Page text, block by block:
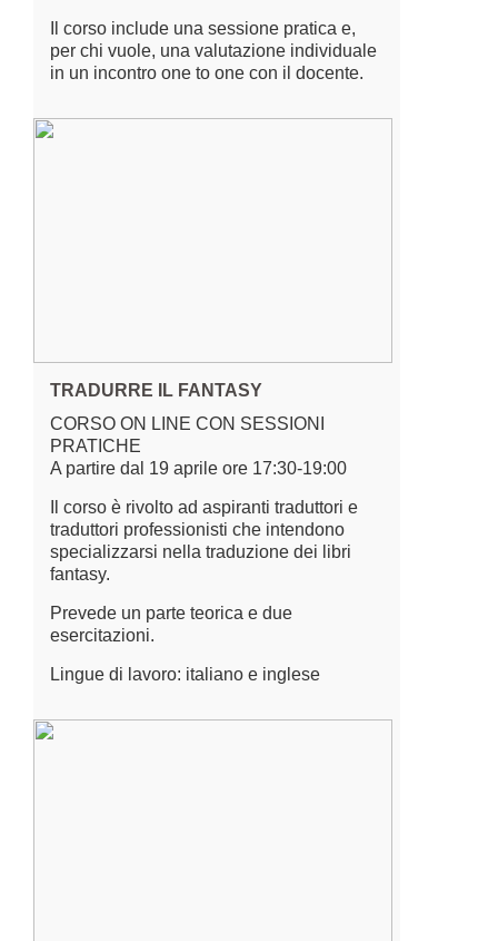
Il corso include una sessione pratica e,
per chi vuole, una valutazione individuale
in un incontro one to one con il docente.
TRADURRE IL FANTASY
CORSO ON LINE CON SESSIONI
PRATICHE
A partire dal 19 aprile ore 17:30-19:00
Il corso è rivolto ad aspiranti traduttori e
traduttori professionisti che intendono
specializzarsi nella traduzione dei libri
fantasy.
Prevede un parte teorica e due
esercitazioni.
Lingue di lavoro: italiano e inglese